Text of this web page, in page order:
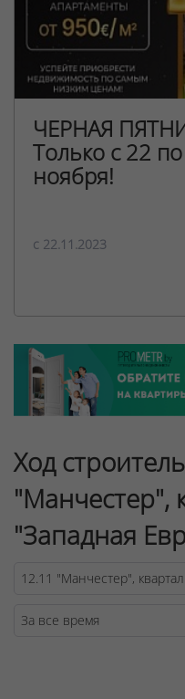
ЧЕРНАЯ
Только с 22
ноября!
c 22.11.2023
Ход
"Манчестер",
"Западная